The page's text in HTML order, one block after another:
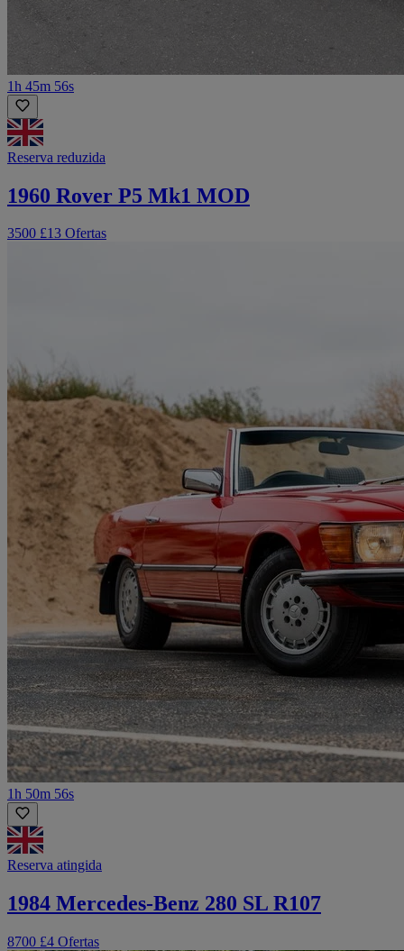
1h 45m 56s
Reserva reduzida
1960 Rover P5 Mk1 MOD
3500 £13 Ofertas
1h 50m 56s
Reserva atingida
1984 Mercedes-Benz 280 SL R107
8700 £4 Ofertas